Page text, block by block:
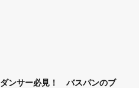
ダンサー必見！ バスパンのブ